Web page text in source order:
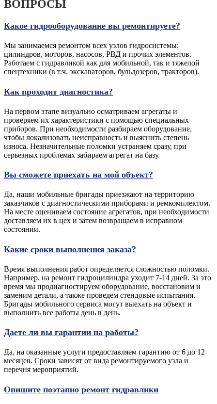
ВОПРОСЫ
Какое гидрооборудование вы ремонтируете?
Мы занимаемся ремонтом всех узлов гидросистемы:
цилиндров, моторов, насосов, РВД и прочих элементов.
Работаем с гидравликой как для мобильной, так и тяжелой
спецтехники (в т.ч. экскаваторов, бульдозеров, тракторов).
Как проходит диагностика?
На первом этапе визуально осматриваем агрегаты и
проверяем их характеристики с помощью специальных
приборов. При необходимости разбираем оборудование,
чтобы локализовать неисправность и выяснить степень
износа. Незначительные поломки устраняем сразу, при
серьезных проблемах забираем агрегат на базу.
Вы сможете приехать на мой объект?
Да, наши мобильные бригады приезжают на территорию
заказчиков с диагностическими приборами и ремкомплектом.
На месте оцениваем состояние агрегатов, при необходимости
доставляем их в цех и затем возвращаем в исправном
состоянии.
Какие сроки выполнения заказа?
Время выполнения работ определяется сложностью поломки.
Например, на ремонт гидроцилиндра уходит 7-14 дней. За это
время мы продиагностируем оборудование, восстановим и
заменим детали, а также проведем стендовые испытания.
Бригады мобильного сервиса могут выехать на объект и
выполнить все работы день в день.
Даете ли вы гарантии на работы?
Да, на оказанные услуги предоставляем гарантию от 6 до 12
месяцев. Сроки зависят от вида ремонтируемого узла и
перечня мероприятий.
Опишите поэтапно ремонт гидравлики